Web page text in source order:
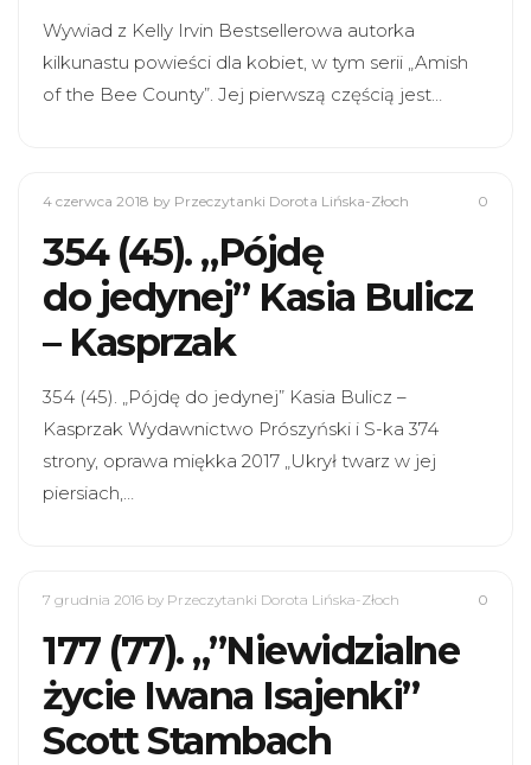
Wywiad z Kelly Irvin Bestsellerowa autorka
kilkunastu powieści dla kobiet, w tym serii „Amish
of the Bee County”. Jej pierwszą częścią jest…
4 czerwca 2018 by Przeczytanki Dorota Lińska-Złoch 0
354 (45). „Pójdę
do jedynej” Kasia Bulicz
– Kasprzak
354 (45). „Pójdę do jedynej” Kasia Bulicz –
Kasprzak Wydawnictwo Prószyński i S-ka 374
strony, oprawa miękka 2017 „Ukrył twarz w jej
piersiach,…
7 grudnia 2016 by Przeczytanki Dorota Lińska-Złoch 0
177 (77). „”Niewidzialne
życie Iwana Isajenki”
Scott Stambach